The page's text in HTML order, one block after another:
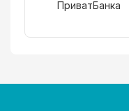
ПриватБанка